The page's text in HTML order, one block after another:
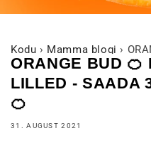
Kodu › Mamma blogi ›
ORANGE BUD 🍊
LILLED - SAADA
🍊
31. AUGUST 2021